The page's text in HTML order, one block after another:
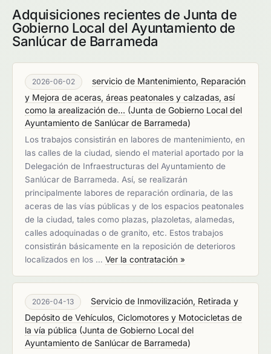
Adquisiciones recientes de Junta de
Gobierno Local del Ayuntamiento de
Sanlúcar de Barrameda
2026-06-02
servicio de Mantenimiento, Reparación
y Mejora de aceras, áreas peatonales y calzadas, así
como la arealización de... (Junta de Gobierno Local del
Ayuntamiento de Sanlúcar de Barrameda)
Los trabajos consistirán en labores de mantenimiento, en
las calles de la ciudad, siendo el material aportado por la
Delegación de Infraestructuras del Ayuntamiento de
Sanlúcar de Barrameda. Así, se realizarán
principalmente labores de reparación ordinaria, de las
aceras de las vías públicas y de los espacios peatonales
de la ciudad, tales como plazas, plazoletas, alamedas,
calles adoquinadas o de granito, etc. Estos trabajos
consistirán básicamente en la reposición de deterioros
localizados en los … Ver la contratación »
2026-04-13
Servicio de Inmovilización, Retirada y
Depósito de Vehículos, Ciclomotores y Motocicletas de
la vía pública (Junta de Gobierno Local del
Ayuntamiento de Sanlúcar de Barrameda)